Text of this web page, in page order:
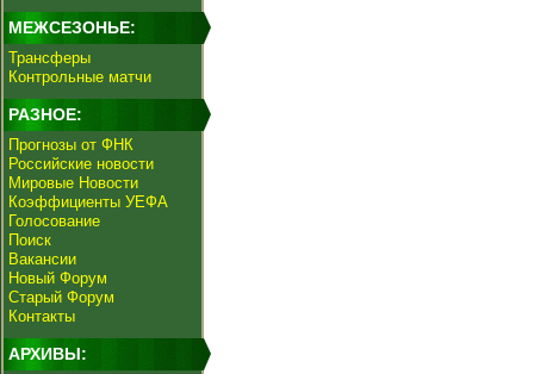
МЕЖСЕЗОНЬЕ:
Трансферы
Контрольные матчи
РАЗНОЕ:
Прогнозы от ФНК
Российские новости
Мировые Новости
Коэффициенты УЕФА
Голосование
Поиск
Вакансии
Новый Форум
Старый Форум
Контакты
АРХИВЫ: